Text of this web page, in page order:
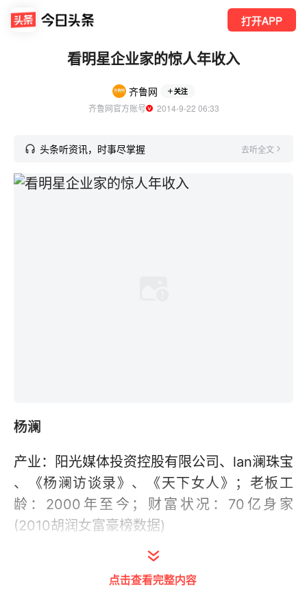
打开APP
看明星企业家的惊人年收入
齐鲁网 关注
齐鲁网官方账号
  2014-9-22 06:33
头条听资讯，时事尽掌握 去听全文
杨澜
产业：阳光媒体投资控股有限公司、lan澜珠宝
、《杨澜访谈录》、《天下女人》；老板工
龄：2000年至今；财富状况：70亿身家
(2010胡润女富豪榜数据)
欢迎拨打齐鲁网财经频道、鲁商频道新闻热线
0531-81694991，发送邮件至
点击查看完整内容